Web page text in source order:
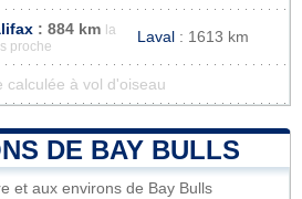
: 884 km
la
proche
Laval : 1613 km
calculée à vol d'oiseau
DE BAY BULLS
et aux environs de Bay Bulls